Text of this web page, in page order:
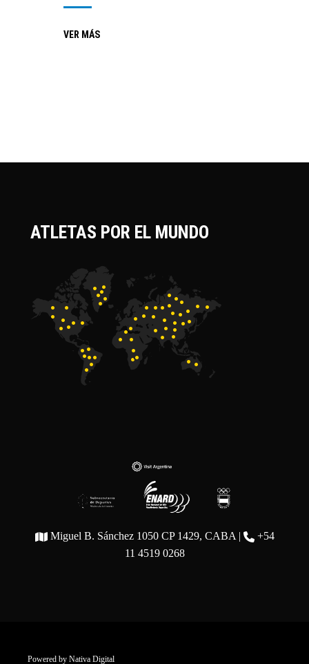
VER MÁS
ATLETAS POR EL MUNDO
Miguel B. Sánchez 1050 CP 1429, CABA |
+54
11 4519 0268
Powered by Nativa Digital